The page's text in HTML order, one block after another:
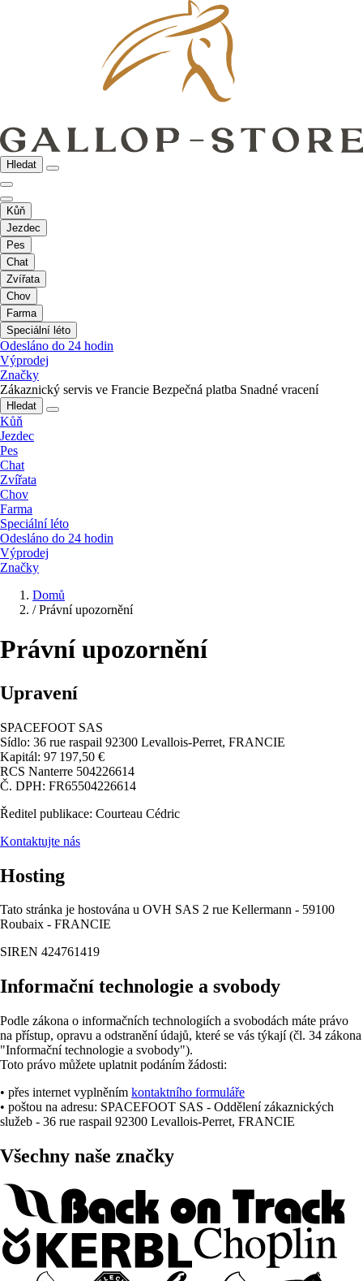
Hledat
Kůň
Jezdec
Pes
Chat
Zvířata
Chov
Farma
Speciální léto
Odesláno do 24 hodin
Výprodej
Značky
Zákaznický servis ve Francie Bezpečná platba Snadné vracení
Hledat
Kůň
Jezdec
Pes
Chat
Zvířata
Chov
Farma
Speciální léto
Odesláno do 24 hodin
Výprodej
Značky
Domů
/ Právní upozornění
Právní upozornění
Upravení
SPACEFOOT SAS
Sídlo: 36 rue raspail 92300 Levallois-Perret, FRANCIE
Kapitál: 97 197,50 €
RCS Nanterre 504226614
Č. DPH: FR65504226614
Ředitel publikace: Courteau Cédric
Kontaktujte nás
Hosting
Tato stránka je hostována u OVH SAS 2 rue Kellermann - 59100
Roubaix - FRANCIE
SIREN 424761419
Informační technologie a svobody
Podle zákona o informačních technologiích a svobodách máte právo
na přístup, opravu a odstranění údajů, které se vás týkají (čl. 34 zákona
"Informační technologie a svobody").
Toto právo můžete uplatnit podáním žádosti:
• přes internet vyplněním kontaktního formuláře
• poštou na adresu: SPACEFOOT SAS - Oddělení zákaznických
služeb - 36 rue raspail 92300 Levallois-Perret, FRANCIE
Všechny naše značky